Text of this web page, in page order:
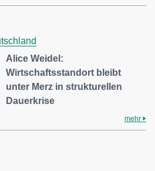
Alice Weidel:
Wirtschaftsstandort bleibt
unter Merz in strukturellen
Dauerkrise
mehr